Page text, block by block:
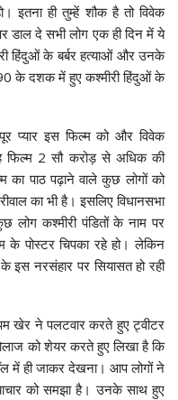
इतना ही तुम्हें शौक है तो विवेक
डाल दे सभी लोग एक ही दिन में ये
हिंदुओं के बर्बर हत्याओं और उनके
के दशक में हुए कश्मीरी हिंदुओं के
प्यार इस फिल्म को और विवेक
फिल्म 2 सौ करोड़ से अधिक की
पाठ पढ़ाने वाले कुछ लोगों को
का भी है। इसलिए विधानसभा
लोग कश्मीरी पंडितों के नाम पर
के पोस्टर चिपका रहे हो। लेकिन
इस नरसंहार पर सियासत हो रही
खेर ने पलटवार करते हुए ट्वीटर
को शेयर करते हुए लिखा है कि
में ही जाकर देखना। आप लोगों ने
को समझा है। उनके साथ हुए